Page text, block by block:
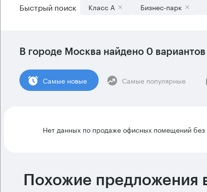
Быстрый поиск Класс А Бизнес-парк
В городе Москва найдено 0 вариантов
Cамые новые Самые популярные
Нет данных по продаже офисных помещений
Похожие предложения